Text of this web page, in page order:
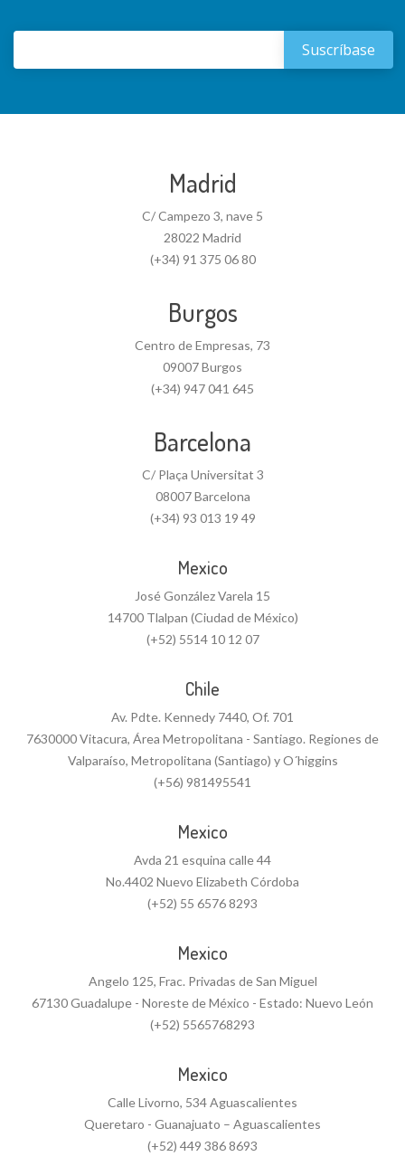
Madrid
C/ Campezo 3, nave 5
28022 Madrid
(+34) 91 375 06 80
Burgos
Centro de Empresas, 73
09007 Burgos
(+34) 947 041 645
Barcelona
C/ Plaça Universitat 3
08007 Barcelona
(+34) 93 013 19 49
Mexico
José González Varela 15
14700 Tlalpan (Ciudad de México)
(+52) 5514 10 12 07
Chile
Av. Pdte. Kennedy 7440, Of. 701
7630000 Vitacura, Área Metropolitana - Santiago. Regiones de
Valparaíso, Metropolitana (Santiago) y O´higgins
(+56) 981495541
Mexico
Avda 21 esquina calle 44
No.4402 Nuevo Elizabeth Córdoba
(+52) 55 6576 8293
Mexico
Angelo 125, Frac. Privadas de San Miguel
67130 Guadalupe - Noreste de México - Estado: Nuevo León
(+52) 5565768293
Mexico
Calle Livorno, 534 Aguascalientes
Queretaro - Guanajuato – Aguascalientes
(+52) 449 386 8693